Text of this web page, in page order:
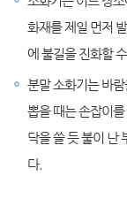
화재를 제일 먼저
에 불길을 진화할
분말 소화기는 바
뽑을 때는 손잡이
닥을 쓸 듯 불이 난
다.